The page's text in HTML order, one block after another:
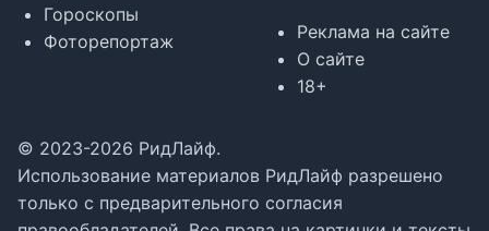
Гороскопы
Фоторепортаж
Реклама на сайте
О сайте
18+
© 2023-2026 РидЛайф.
Использование материалов РидЛайф разрешено
только с предварительного согласия